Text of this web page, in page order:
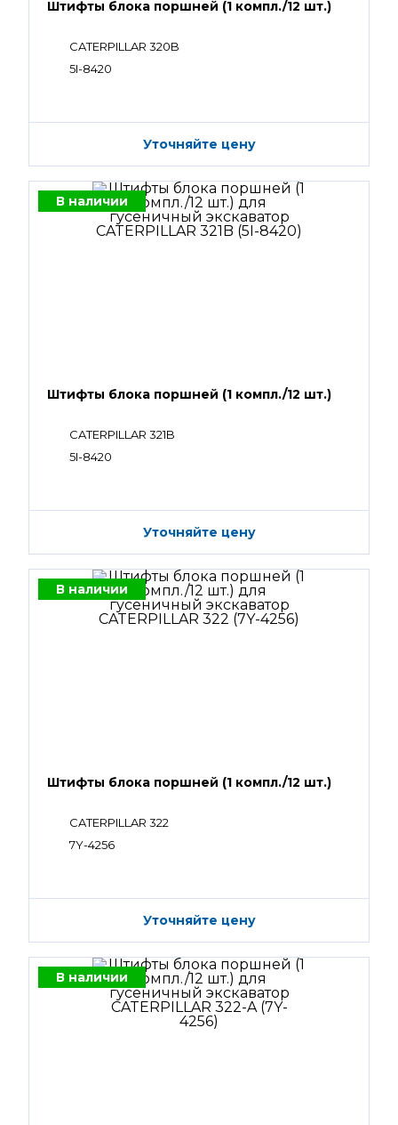
Штифты блока поршней (1 компл./12 шт.)
CATERPILLAR 320B
5I-8420
Уточняйте цену
В наличии
Штифты блока поршней (1 компл./12 шт.)
CATERPILLAR 321B
5I-8420
Уточняйте цену
В наличии
Штифты блока поршней (1 компл./12 шт.)
CATERPILLAR 322
7Y-4256
Уточняйте цену
В наличии